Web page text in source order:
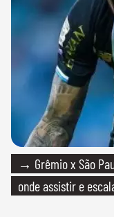
→ Grêmio x São
onde assistir e